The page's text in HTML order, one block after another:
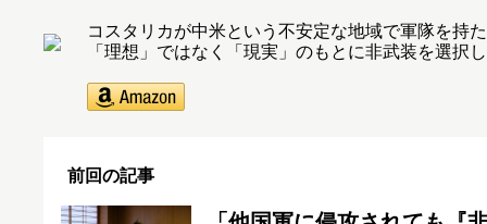
コスタリカが中米という不安定な地域で軍隊を持
「理想」ではなく「現実」のもとに非武装を選択
前回の記事